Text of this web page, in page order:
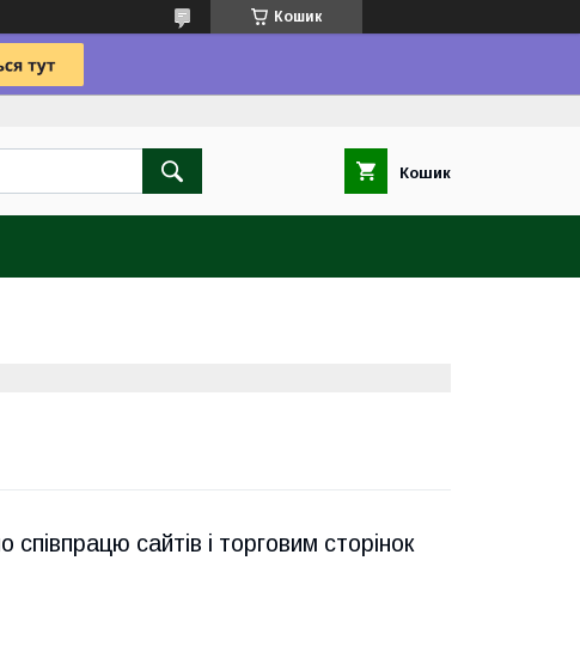
Кошик
Кошик
сайтів і торговим сторінок